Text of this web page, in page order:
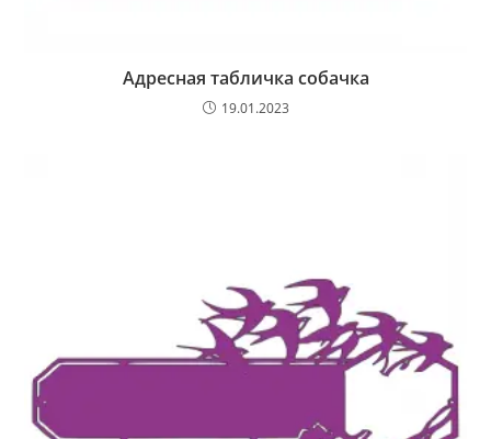
Адресная табличка собачка
19.01.2023